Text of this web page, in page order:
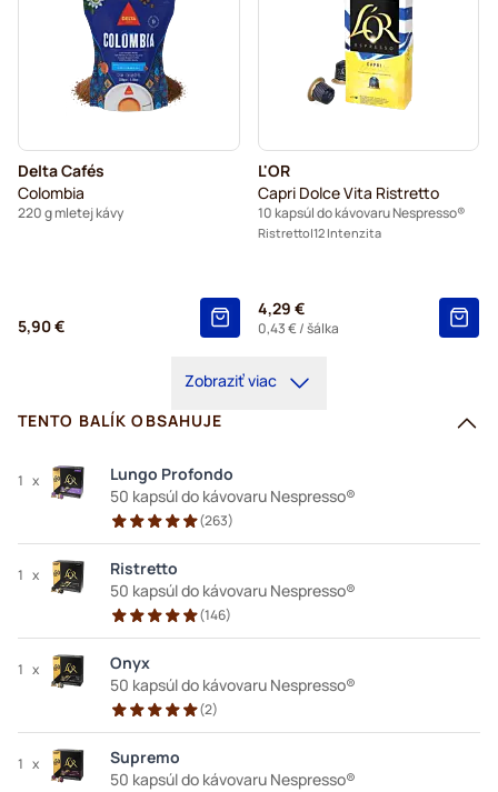
Delta Cafés
Colombia
220 g mletej kávy
5,90 €
L'OR
Capri Dolce Vita Ristretto
10 kapsúl do kávovaru Nespresso®
Ristretto 12 Intenzita
4,29 €
0,43 €/ šálka
Zobraziť viac
TENTO BALÍK OBSAHUJE
1 x
Lungo Profondo
50 kapsúl do kávovaru Nespresso®
(263)
1 x
Ristretto
50 kapsúl do kávovaru Nespresso®
(146)
1 x
Onyx
50 kapsúl do kávovaru Nespresso®
(2)
1 x
Supremo
50 kapsúl do kávovaru Nespresso®